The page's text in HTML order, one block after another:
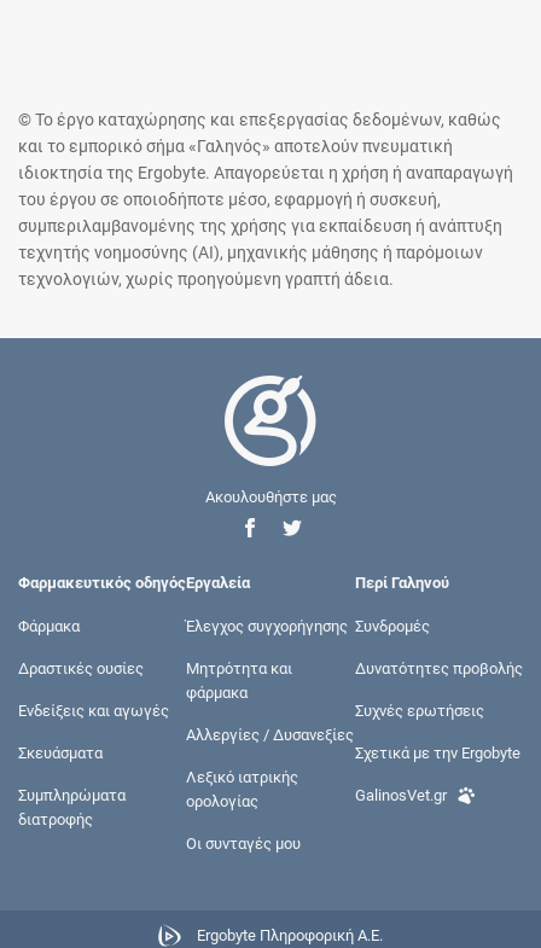
© Το έργο καταχώρησης και επεξεργασίας δεδομένων, καθώς
και το εμπορικό σήμα «Γαληνός» αποτελούν πνευματική
ιδιοκτησία της Ergobyte. Απαγορεύεται η χρήση ή αναπαραγωγή
του έργου σε οποιοδήποτε μέσο, εφαρμογή ή συσκευή,
συμπεριλαμβανομένης της χρήσης για εκπαίδευση ή ανάπτυξη
τεχνητής νοημοσύνης (AI), μηχανικής μάθησης ή παρόμοιων
τεχνολογιών, χωρίς προηγούμενη γραπτή άδεια.
Ακουλουθήστε μας
Φαρμακευτικός οδηγός
Φάρμακα
Δραστικές ουσίες
Ενδείξεις και αγωγές
Σκευάσματα
Συμπληρώματα
διατροφής
Εργαλεία
Έλεγχος συγχορήγησης
Μητρότητα και
φάρμακα
Αλλεργίες / Δυσανεξίες
Λεξικό ιατρικής
ορολογίας
Οι συνταγές μου
Περί Γαληνού
Συνδρομές
Δυνατότητες προβολής
Συχνές ερωτήσεις
Σχετικά με την Ergobyte
GalinosVet.gr
Ergobyte Πληροφορική Α.Ε.